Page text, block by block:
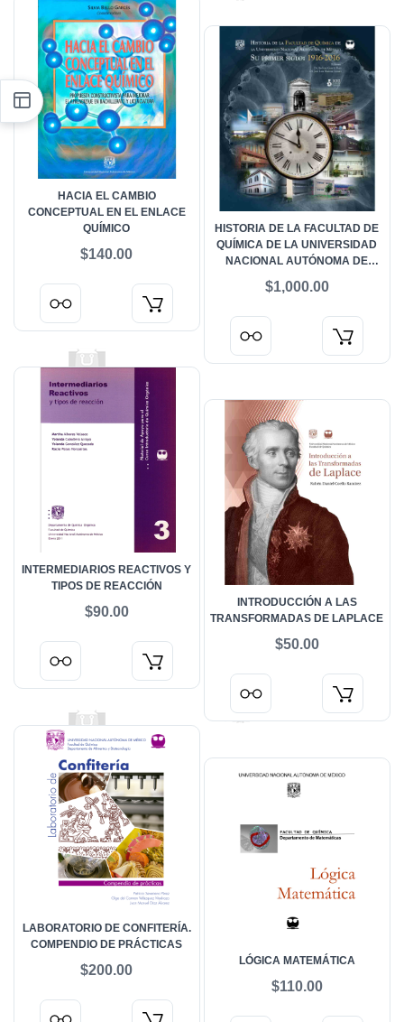
HACIA EL CAMBIO
CONCEPTUAL EN EL ENLACE
QUÍMICO
$140.00
HISTORIA DE LA FACULTAD DE
QUÍMICA DE LA UNIVERSIDAD
NACIONAL AUTÓNOMA DE
1916-2016
$1,000.00
INTERMEDIARIOS REACTIVOS Y
TIPOS DE REACCIÓN
$90.00
INTRODUCCIÓN A LAS
TRANSFORMADAS DE LAPLACE
$50.00
LABORATORIO DE CONFITERÍA.
COMPENDIO DE PRÁCTICAS
$200.00
LÓGICA MATEMÁTICA
$110.00